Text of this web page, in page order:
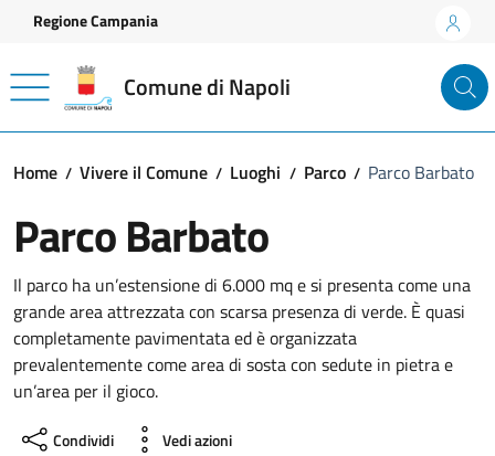
Vai ai contenuti
Vai al footer
Regione Campania
Comune di Napoli
Home Vivere il Comune Luoghi Parco Parco Barbato
Parco Barbato
Il parco ha un’estensione di 6.000 mq e si presenta come una
grande area attrezzata con scarsa presenza di verde. È quasi
completamente pavimentata ed è organizzata
prevalentemente come area di sosta con sedute in pietra e
un’area per il gioco.
Condividi Vedi azioni